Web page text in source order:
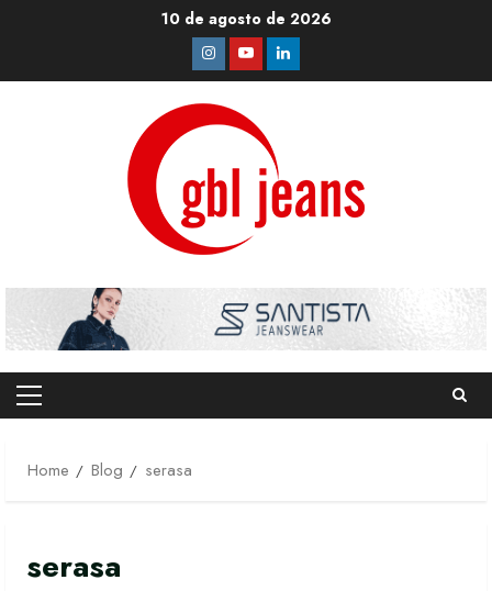
10 de agosto de 2026
Instagram
YoutubeLinkedin
Primary
Home
Blog serasa
serasa